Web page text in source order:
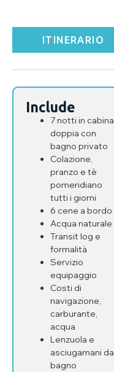
ITINERARIO
Include
7 notti in cabina
doppia con
bagno privato
Colazione,
pranzo e tè
pomeridiano
tutti i giorni
6 cene a bordo
Acqua naturale
Transit log e
formalità
Servizio
equipaggio
Costi di
navigazione,
carburante,
acqua
Lenzuola e
asciugamani da
bagno